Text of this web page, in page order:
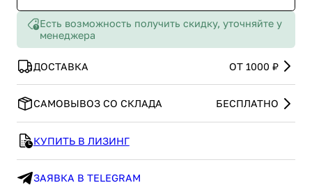
Есть возможность получить скидку, уточняйте у
менеджера
ДОСТАВКА ОТ 1000 ₽
САМОВЫВОЗ СО СКЛАДА БЕСПЛАТНО
КУПИТЬ В ЛИЗИНГ
ЗАЯВКА В TELEGRAM